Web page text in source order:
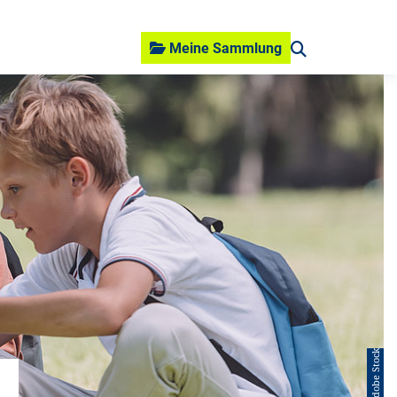
Meine Sammlung
© Adobe Stock